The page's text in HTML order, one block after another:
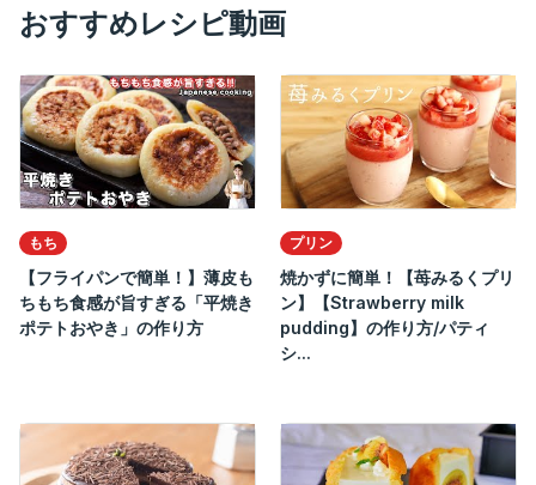
おすすめレシピ動画
もち
【フライパンで簡単！】薄皮も
ちもち食感が旨すぎる「平焼き
ポテトおやき」の作り方
プリン
焼かずに簡単！【苺みるくプリ
ン】【Strawberry milk
pudding】の作り方/パティ
シ...